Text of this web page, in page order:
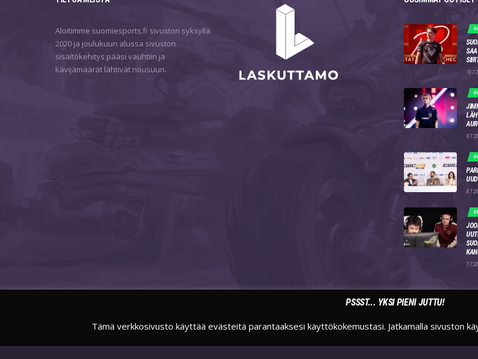
Aloitimme suomiesports.fi sivuston syksyllä
2020 ja joulukuun alussa sivuston
sisältökehitys pääsi vauhtiin ja
kävijämäärät lähtivät nousuun.
FACEBOOK TWITTER INSTAGRAM
PSSST... YKSI PIENI JUTTU!
Tämä verkkosivusto käyttää evästeitä parantaaksesi käyttökokemustasi. Jatkamalla sivuston